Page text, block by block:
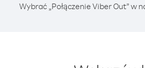
Wybrać „Połączenie Viber Out” w